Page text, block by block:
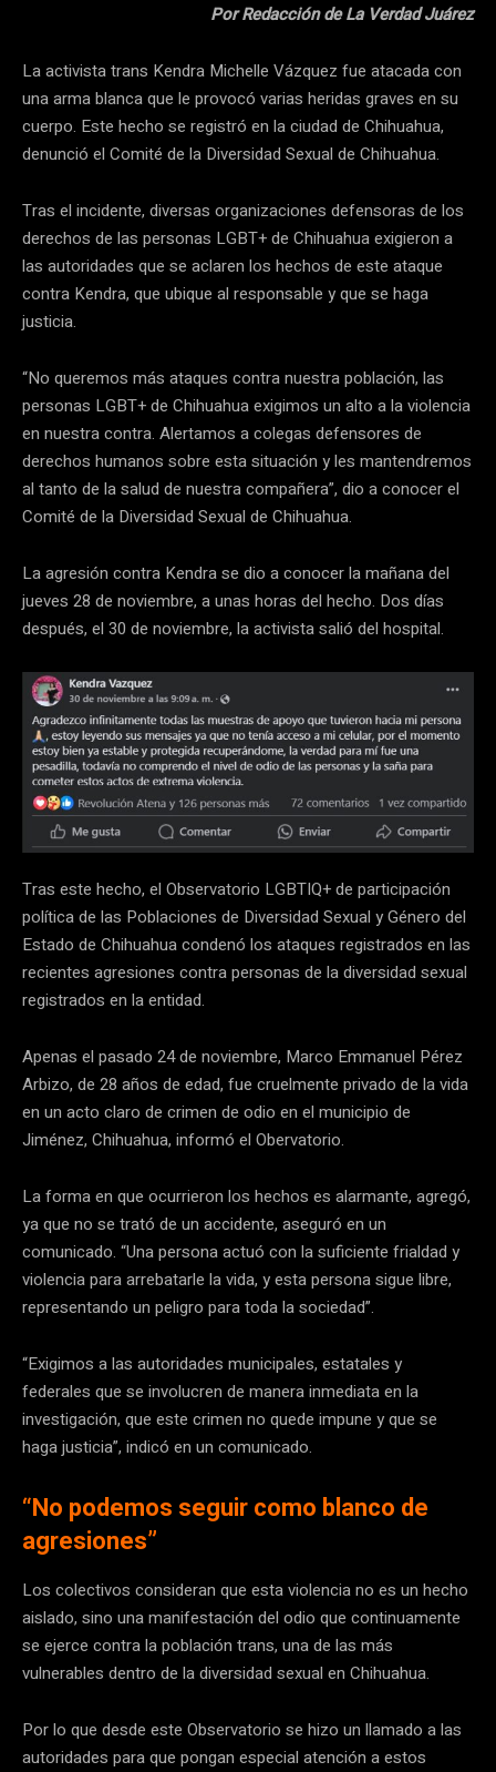
Por Redacción de La Verdad Juárez
La activista trans Kendra Michelle Vázquez fue atacada con
una arma blanca que le provocó varias heridas graves en su
cuerpo. Este hecho se registró en la ciudad de Chihuahua,
denunció el Comité de la Diversidad Sexual de Chihuahua.
Tras el incidente, diversas organizaciones defensoras de los
derechos de las personas LGBT+ de Chihuahua exigieron a
las autoridades que se aclaren los hechos de este ataque
contra Kendra, que ubique al responsable y que se haga
justicia.
“No queremos más ataques contra nuestra población, las
personas LGBT+ de Chihuahua exigimos un alto a la violencia
en nuestra contra. Alertamos a colegas defensores de
derechos humanos sobre esta situación y les mantendremos
al tanto de la salud de nuestra compañera”, dio a conocer el
Comité de la Diversidad Sexual de Chihuahua.
La agresión contra Kendra se dio a conocer la mañana del
jueves 28 de noviembre, a unas horas del hecho. Dos días
después, el 30 de noviembre, la activista salió del hospital.
Tras este hecho, el Observatorio LGBTIQ+ de participación
política de las Poblaciones de Diversidad Sexual y Género del
Estado de Chihuahua condenó los ataques registrados en las
recientes agresiones contra personas de la diversidad sexual
registrados en la entidad.
Apenas el pasado 24 de noviembre, Marco Emmanuel Pérez
Arbizo, de 28 años de edad, fue cruelmente privado de la vida
en un acto claro de crimen de odio en el municipio de
Jiménez, Chihuahua, informó el Obervatorio.
La forma en que ocurrieron los hechos es alarmante, agregó,
ya que no se trató de un accidente, aseguró en un
comunicado. “Una persona actuó con la suficiente frialdad y
violencia para arrebatarle la vida, y esta persona sigue libre,
representando un peligro para toda la sociedad”.
“Exigimos a las autoridades municipales, estatales y
federales que se involucren de manera inmediata en la
investigación, que este crimen no quede impune y que se
haga justicia”, indicó en un comunicado.
“No podemos seguir como blanco de
agresiones”
Los colectivos consideran que esta violencia no es un hecho
aislado, sino una manifestación del odio que continuamente
se ejerce contra la población trans, una de las más
vulnerables dentro de la diversidad sexual en Chihuahua.
Por lo que desde este Observatorio se hizo un llamado a las
autoridades para que pongan especial atención a estos